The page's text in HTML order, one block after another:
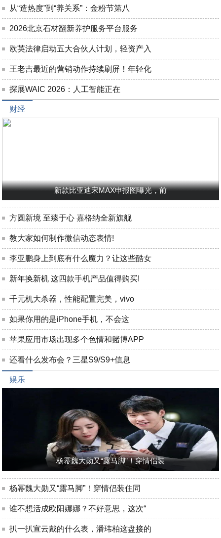
从“造热度”到“养关系”：金粉节第八
2026北京石材翻新养护服务平台服务
欧英法律启动五大合伙人计划，轻资产入
王老吉最近的营销动作持续刷屏！年轻化
探展WAIC 2026：人工智能正在
财经
新款比亚迪宋MAX申报图曝光，前
方圆新境 至臻于心 嘉格纳全新旗舰
教大家如何制作微信动态表情!
李亚鹏身上到底有什么魔力？让这些酷女
新年换新机 这四款手机产品值得购买!
千元机大杀器，性能配置完美，vivo
如果你用的是iPhone手机，不会这
苹果应用市场出现多个色情和赌博APP
还看什么发布会？三星S9/S9+信息
娱乐
杨幂魏大勋又“露马脚”！穿情侣装
杨幂魏大勋又“露马脚”！穿情侣装住同
谁不想活成欧阳娜娜？不好意思，这次“
扒一扒宣云戴的什么表，潘玮柏这盘接的